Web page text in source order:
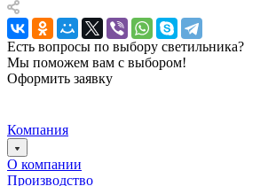
Есть вопросы по выбору светильника?
Мы поможем вам с выбором!
Оформить заявку
Компания
О компании
Производство